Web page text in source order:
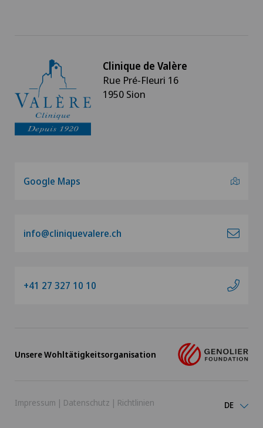
Clinique de Valère
Rue Pré-Fleuri 16
1950 Sion
Google Maps
info@cliniquevalere.ch
+41 27 327 10 10
Unsere Wohltätigkeitsorganisation
Impressum | Datenschutz | Richtlinien DE